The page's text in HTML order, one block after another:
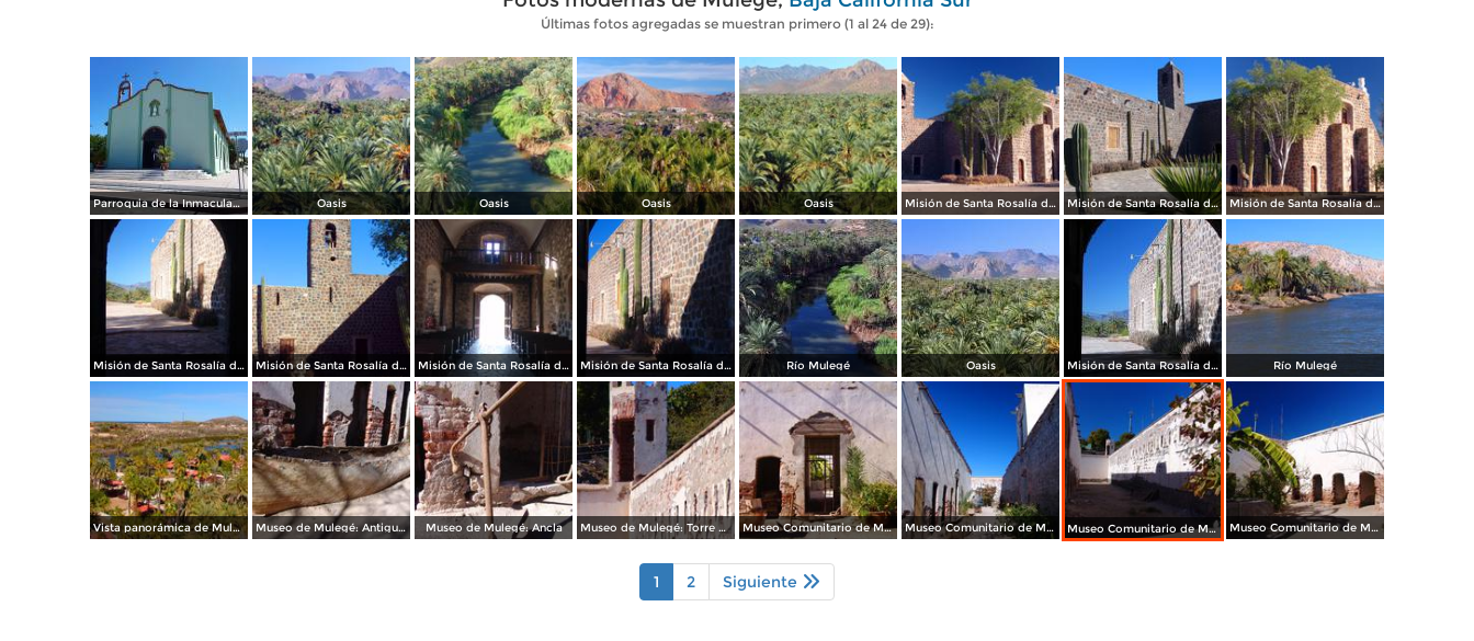
Últimas fotos agregadas se muestran primero (1 al 24 de 29):
Parroquia de la Inmaculada Concepción Oasis Oasis Oasis Oasis Misión de Santa Rosalía de Mulegé Misión de Santa Rosalía de Mulegé Misión de Santa Rosalía de Mulegé
Misión de Santa Rosalía de Mulegé Misión de Santa Rosalía de Mulegé Misión de Santa Rosalía de Mulegé Misión de Santa Rosalía de Mulegé Río Mulegé Oasis Misión de Santa Rosalía de Mulegé Río Mulegé
Vista panorámica de Mulegé Museo de Mulegé: Antigua barca Museo de Mulegé: Ancla Museo de Mulegé: Torre de vigilancia Museo Comunitario de Mulegé Museo Comunitario de Mulegé Museo Comunitario de Mulegé Museo Comunitario de Mulegé
1 2 Siguiente